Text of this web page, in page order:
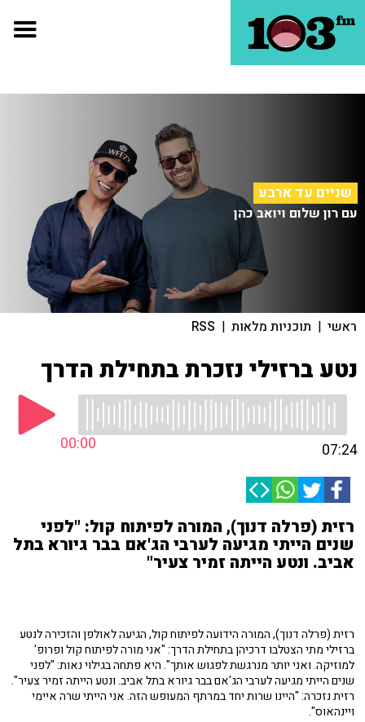
שניים עד ארבע
עם רון שלום ויואב כהן
ראשי | תוכניות מלאות |
RSS
נטע ברזילי נזכרת בתחילת הדרך
00:00 07:24
רזית (פרלה דנוך), המורה לפיתוח קול: "לפני
שנים הייתי מגיעה לערבי הג'אם בבר גיורא בתל
אביב. ונטע הייתה זמיר צעיר"
רזית (פרלה דנוך), המורה הידועה לפיתוח קול, הגיעה לאולפן והזכירה לנטע
ברזילי מתי הצטלבו דרכיהן בתחילת הדרך: "אני מורה לפיתוח קול ופרופ'
למוזיקה. ואני יותר מנרגשת לפגוש אותך". היא פתחה בגילוי נאות: "לפני
שנים הייתי מגיעה לערבי הג'אם בבר גיורא בתל אביב. ונטע הייתה זמיר צעיר".
רזית נזכרה: "היינו שרות יחד במרתף המעופש הזה. אני הייתי שרה איימי
ויינהאוס".